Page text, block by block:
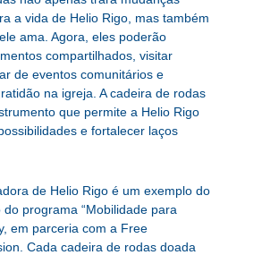
a vida de Helio Rigo, mas também
ama. Agora, eles poderão
compartilhados, visitar
de eventos comunitários e
na igreja. A cadeira de rodas
que permite a Helio Rigo
e fortalecer laços
de Helio Rigo é um exemplo do
do programa “Mobilidade para
em parceria com a Free
Cada cadeira de rodas doada